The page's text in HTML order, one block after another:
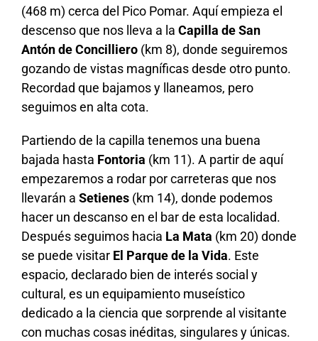
(468 m) cerca del Pico Pomar. Aquí empieza el
descenso que nos lleva a la Capilla de San
Antón de Concilliero (km 8), donde seguiremos
gozando de vistas magníficas desde otro punto.
Recordad que bajamos y llaneamos, pero
seguimos en alta cota.
Partiendo de la capilla tenemos una buena
bajada hasta Fontoria (km 11). A partir de aquí
empezaremos a rodar por carreteras que nos
llevarán a Setienes (km 14), donde podemos
hacer un descanso en el bar de esta localidad.
Después seguimos hacia La Mata (km 20) donde
se puede visitar El Parque de la Vida. Este
espacio, declarado bien de interés social y
cultural, es un equipamiento museístico
dedicado a la ciencia que sorprende al visitante
con muchas cosas inéditas, singulares y únicas.